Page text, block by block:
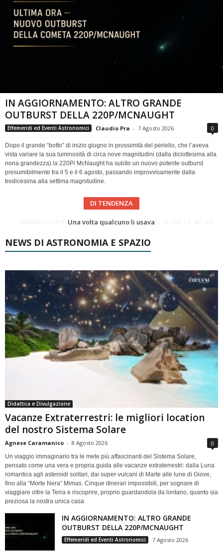
IN AGGIORNAMENTO: ALTRO GRANDE
OUTBURST DELLA 220P/MCNAUGHT
Effemeridi ed Eventi Astronomici Claudio Pra - 7 Agosto 2026 0
Dopo il grande “botto” di inizio giugno in prossimità del perielio, che l’aveva
vista variare la sua luminosità di circa nove magnitudini (dalla diciottesima alla
nona grandezza) la 220P/ McNaught ha subìto un nuovo potente outburst
presumibilmente tra il 5 e il 6 agosto, passando improvvisamente dalla
tredicesima alla settima magnitudine.
DI TENDENZA
Cielo del Mese di Agosto 2026
NEWS DI ASTRONOMIA E SPAZIO
Didattica e Divulgazione
Vacanze Extraterrestri: le migliori location
del nostro Sistema Solare
Agnese Caramanico - 8 Agosto 2026 0
Un viaggio immaginario tra le mete più affascinanti del Sistema Solare,
pensato come una vera e propria guida alle vacanze extraterrestri: dalla Luna
romantica agli asteroidi solitari, dai super-vulcani di Marte alle lune di Giove,
fino alla “Morte Nera” Mimas. Cinque itinerari impossibili, per sognare di
viaggiare oltre la Terra e riscoprire, proprio guardandola da lontano, quanto sia
preziosa la nostra unica casa
IN AGGIORNAMENTO: ALTRO GRANDE
OUTBURST DELLA 220P/MCNAUGHT
Effemeridi ed Eventi Astronomici 7 Agosto 2026